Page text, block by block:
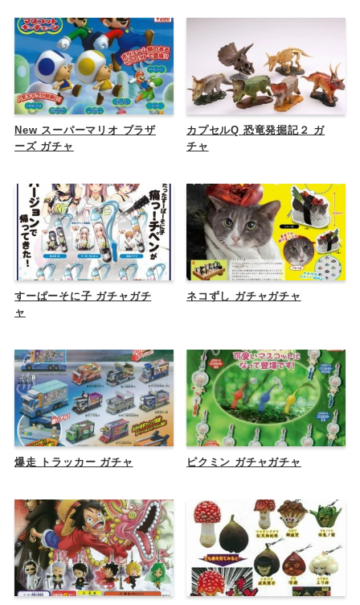
New スーパーマリオ ブラザ
ーズ ガチャ
カプセルQ 恐竜発掘記２ ガ
チャ
すーぱーそに子 ガチャガチ
ャ
ネコずし ガチャガチャ
爆走 トラッカー ガチャ ピクミン ガチャガチャ